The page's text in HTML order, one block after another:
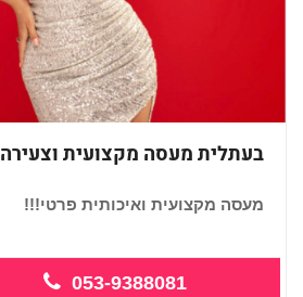
בעתלית מעסה מקצועית וצעירה
מעסה מקצועית ואיכותית פרטי!!!
053-9388081